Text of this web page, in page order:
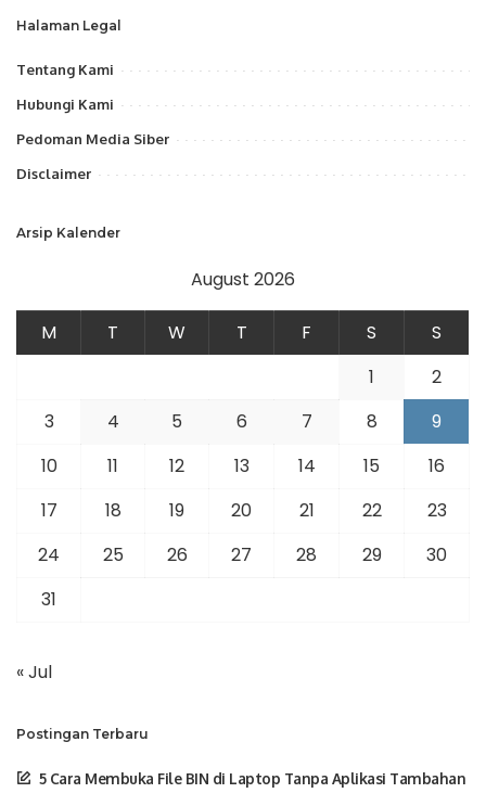
Halaman Legal
Tentang Kami
Hubungi Kami
Pedoman Media Siber
Disclaimer
Arsip Kalender
August 2026
M T W T F S
S
1
2
3
4 5 6 7 8
9
10
11 12 13 14 15
16
17
18 19 20 21 22
23
24
25 26 27 28 29
30
31
« Jul
Postingan Terbaru
5 Cara Membuka File BIN di Laptop Tanpa Aplikasi Tambahan